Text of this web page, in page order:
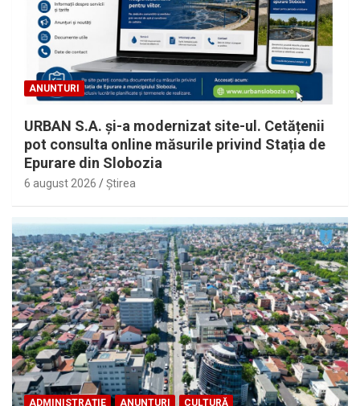
ANUNTURI
URBAN S.A. și-a modernizat site-ul. Cetățenii
pot consulta online măsurile privind Stația de
Epurare din Slobozia
6 august 2026 Ştirea
ADMINISTRAȚIE ANUNTURI CULTURĂ